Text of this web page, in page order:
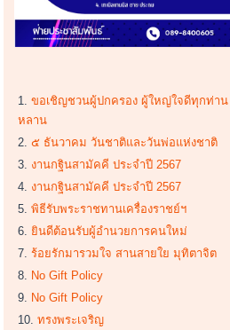
ขอเชิญชวนผู้ปกครอง ผู้ใหญ่ใจดีทุกท่า
หลาน
๕ ธันวาคม วันชาติและวันพ่อแห่งชาติ
งานกฐินสามัคคี ประจำปี 2567
งานกฐินสามัคคี ประจำปี 2567
พิธีรับพระราชทานเครื่องราชย์ฯ
ยินดีต้อนรับผู้อำนวยการคนใหม่
ร้อยรักมารวมใจ สานสายใย มุทิตาจิต
No Gift Policy
No Gift Policy
ทรงพระเจริญ